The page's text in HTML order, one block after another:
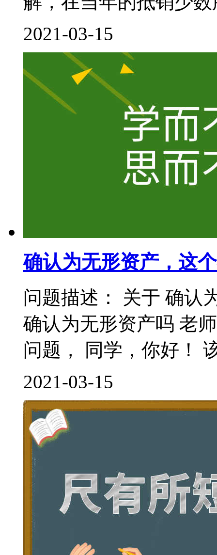
2021-03-15
确认为无形资产，这
问题描述： 关于 确认
确认为无形资产吗 老
问题， 同学，你好！
2021-03-15